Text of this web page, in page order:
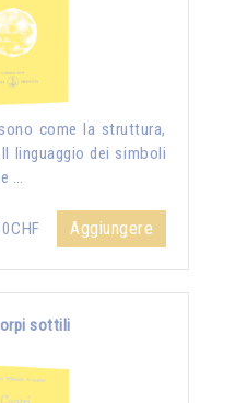
come la struttura,
linguaggio dei simboli
…
Aggiungere
sottili